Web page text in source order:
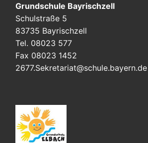
Grundschule Bayrischzell
Schulstraße 5
83735 Bayrischzell
Tel. 08023 577
Fax 08023 1452
2677.Sekretariat@schule.bayern.de